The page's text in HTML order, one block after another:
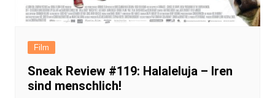
Film
Sneak Review #119: Halaleluja – Iren
sind menschlich!